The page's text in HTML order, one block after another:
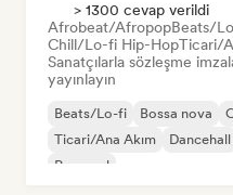
> 1300 cevap verildi
Afrobeat/AfropopBeats/
Chill/Lo-fi Hip-HopTicari/
Sanatçılarla sözleşme
yayınlayın
Beats/Lo-fi Bossa nova
Ticari/Ana Akım
Dancehall
Pop soul